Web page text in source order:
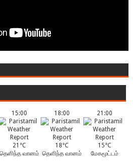
15:00
21°C
தெளிந்த வானம்
18:00
18°C
தெளிந்த வானம்
21:00
15°C
மேகமூட்டம்